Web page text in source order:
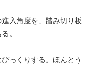
入角度を、踏み切り板
。
っくりする。ほんとう